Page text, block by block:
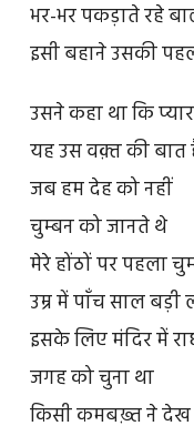
भर-भर पकड़ाते रहे
इसी बहाने उसकी
उसने कहा था कि
यह उस वक़्त की बात
जब हम देह को नहीं
चुम्बन को जानते थे
मेरे होंठों पर पहला
उम्र में पाँच साल
इसके लिए मंदिर में
जगह को चुना था
किसी कमबख़्त ने देख